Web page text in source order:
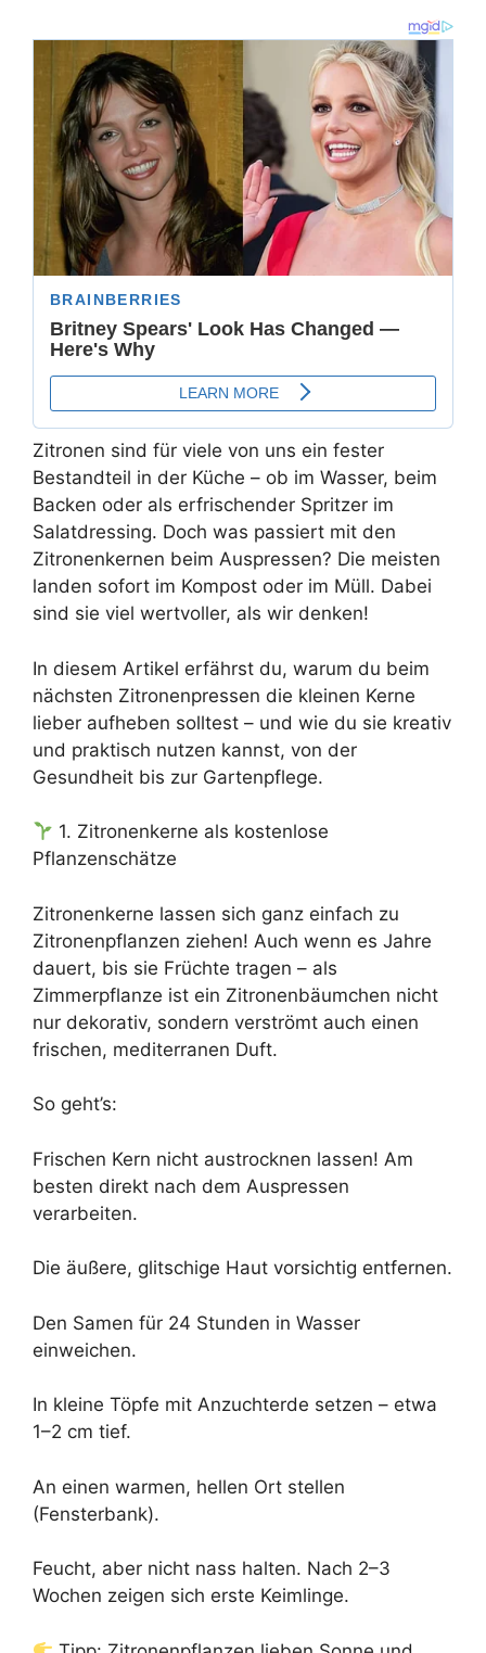
Zitronen sind für viele von uns ein fester
Bestandteil in der Küche – ob im Wasser, beim
Backen oder als erfrischender Spritzer im
Salatdressing. Doch was passiert mit den
Zitronenkernen beim Auspressen? Die meisten
landen sofort im Kompost oder im Müll. Dabei
sind sie viel wertvoller, als wir denken!
In diesem Artikel erfährst du, warum du beim
nächsten Zitronenpressen die kleinen Kerne
lieber aufheben solltest – und wie du sie kreativ
und praktisch nutzen kannst, von der
Gesundheit bis zur Gartenpflege.
1. Zitronenkerne als kostenlose
Pflanzenschätze
Zitronenkerne lassen sich ganz einfach zu
Zitronenpflanzen ziehen! Auch wenn es Jahre
dauert, bis sie Früchte tragen – als
Zimmerpflanze ist ein Zitronenbäumchen nicht
nur dekorativ, sondern verströmt auch einen
frischen, mediterranen Duft.
So geht’s:
Frischen Kern nicht austrocknen lassen! Am
besten direkt nach dem Auspressen
verarbeiten.
Die äußere, glitschige Haut vorsichtig entfernen.
Den Samen für 24 Stunden in Wasser
einweichen.
In kleine Töpfe mit Anzuchterde setzen – etwa
1–2 cm tief.
An einen warmen, hellen Ort stellen
(Fensterbank).
Feucht, aber nicht nass halten. Nach 2–3
Wochen zeigen sich erste Keimlinge.